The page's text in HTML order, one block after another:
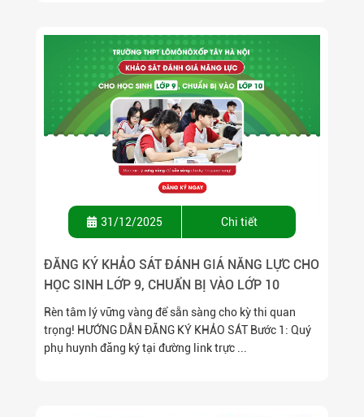
31/12/2025 Chi tiết
ĐĂNG KÝ KHẢO SÁT ĐÁNH GIÁ NĂNG LỰC CHO
HỌC SINH LỚP 9, CHUẨN BỊ VÀO LỚP 10
Rèn tâm lý vững vàng để sẵn sàng cho kỳ thi quan
trọng! HƯỚNG DẪN ĐĂNG KÝ KHẢO SÁT Bước 1: Quý
phụ huynh đăng ký tại đường link trực ...